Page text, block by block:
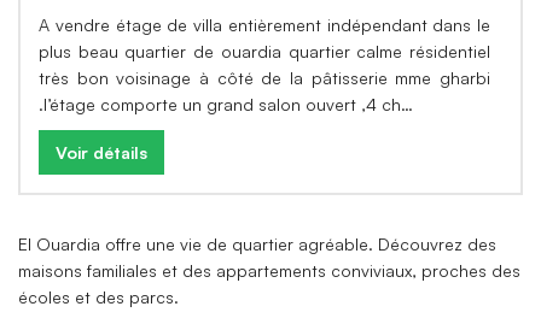
A vendre étage de villa entièrement indépendant dans le
plus beau quartier de ouardia quartier calme résidentiel
très bon voisinage à côté de la pâtisserie mme gharbi
.l’étage comporte un grand salon ouvert ,4 ch…
Voir détails
El Ouardia offre une vie de quartier agréable. Découvrez des
maisons familiales et des appartements conviviaux, proches des
écoles et des parcs.